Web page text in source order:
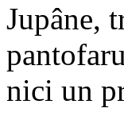
Jupâne,
nici un